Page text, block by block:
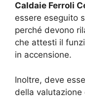
Caldaie Ferroli
essere eseguito
perché devono
che attesti il
in accensione.
Inoltre, deve
della